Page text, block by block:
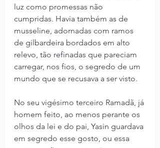
luz como promessas não
cumpridas. Havia também as de
musseline, adornadas com ramos
de gilbardeira bordados em alto
relevo, tão refinadas que pareciam
carregar, nos fios, o segredo de um
mundo que se recusava a ser visto.
No seu vigésimo terceiro Ramadã, já
homem feito, ao menos perante os
olhos da lei e do pai, Yasin guardava
em segredo esse gosto, ou essa